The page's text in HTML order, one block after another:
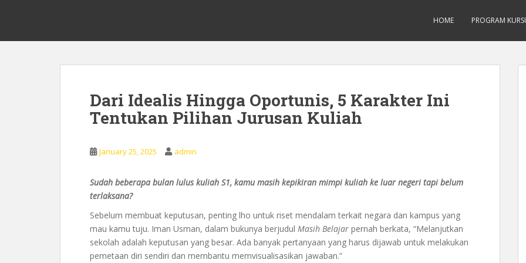
0878 8705 9305 Kursus Bahasa Inggis dari Dasar Untuk Pemula Mataram
HOME PROGRAM
Dari Idealis Hingga Oportunis, 5 Karakter Ini
Tentukan Pilihan Jurusan Kuliah
January 25, 2025 admin
Sudah beberapa bulan lulus kuliah S1, kamu masih kepikiran mimpi kuliah ke luar negeri tapi belum
terlaksana?
Sebelum membuat keputusan, penting lho untuk riset mendalam terkait negara dan kampus yang
mau kamu tuju. Iman Usman, dalam bukunya berjudul Masih Belajar pernah berkata, “Melanjutkan
sekolah adalah keputusan yang besar. Ada banyak pertanyaan yang harus dijawab untuk melakukan
pemetaan diri sendiri dan membantu memvisualisasikan jawaban.”